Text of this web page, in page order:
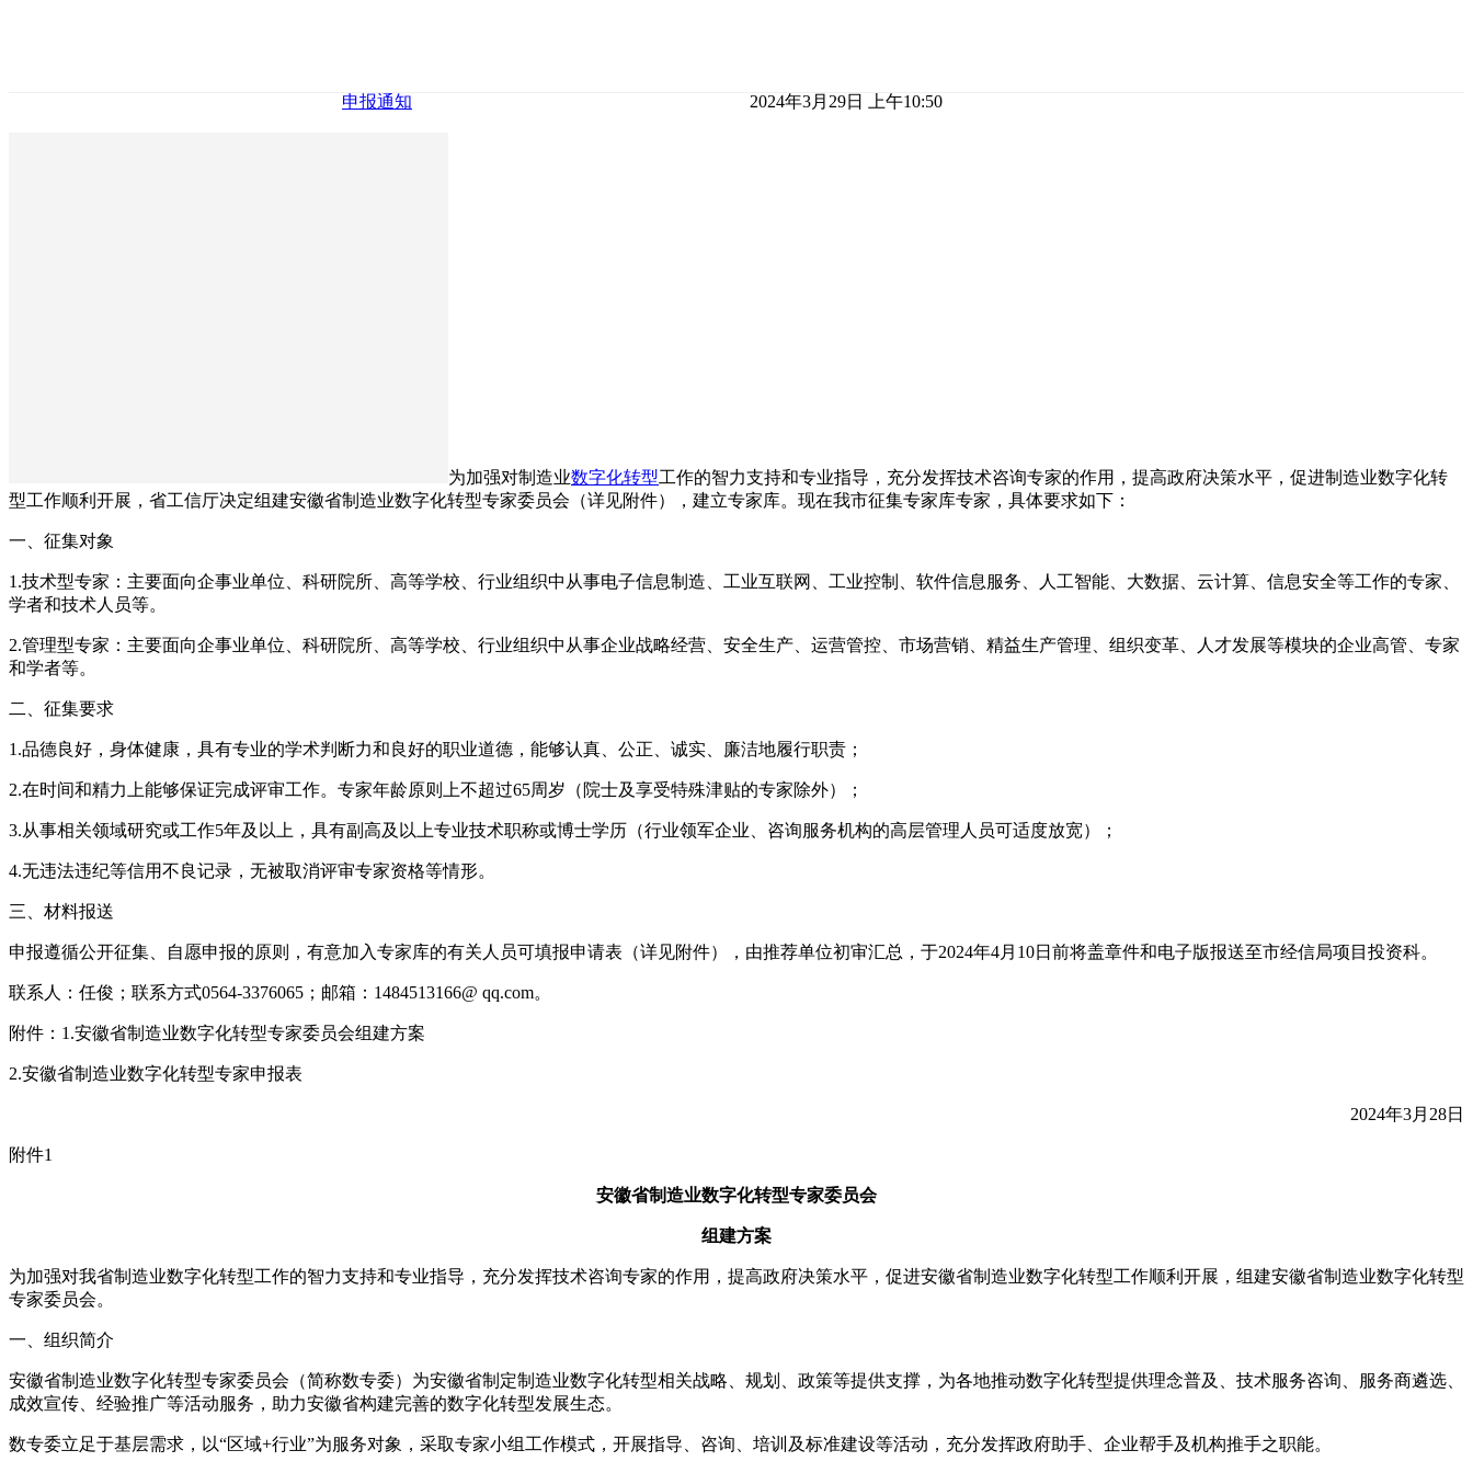
申报通知 2024年3月29日 上午10:50
为加强对制造业数字化转型工作的智力支持和专业指导，充分发挥技术咨询专家的作用，提高政府决策水平，促进制造业数字化转
型工作顺利开展，省工信厅决定组建安徽省制造业数字化转型专家委员会（详见附件），建立专家库。现在我市征集专家库专家，具体要求如下：
一、征集对象
1.技术型专家：主要面向企事业单位、科研院所、高等学校、行业组织中从事电子信息制造、工业互联网、工业控制、软件信息服务、人工智能、大数据、云计算、信息安全等工作的专家、
学者和技术人员等。
2.管理型专家：主要面向企事业单位、科研院所、高等学校、行业组织中从事企业战略经营、安全生产、运营管控、市场营销、精益生产管理、组织变革、人才发展等模块的企业高管、专家
和学者等。
二、征集要求
1.品德良好，身体健康，具有专业的学术判断力和良好的职业道德，能够认真、公正、诚实、廉洁地履行职责；
2.在时间和精力上能够保证完成评审工作。专家年龄原则上不超过65周岁（院士及享受特殊津贴的专家除外）；
3.从事相关领域研究或工作5年及以上，具有副高及以上专业技术职称或博士学历（行业领军企业、咨询服务机构的高层管理人员可适度放宽）；
4.无违法违纪等信用不良记录，无被取消评审专家资格等情形。
三、材料报送
申报遵循公开征集、自愿申报的原则，有意加入专家库的有关人员可填报申请表（详见附件），由推荐单位初审汇总，于2024年4月10日前将盖章件和电子版报送至市经信局项目投资科。
联系人：任俊；联系方式0564-3376065；邮箱：1484513166@ qq.com。
附件：1.安徽省制造业数字化转型专家委员会组建方案
2.安徽省制造业数字化转型专家申报表
2024年3月28日
附件1
安徽省制造业数字化转型专家委员会
组建方案
为加强对我省制造业数字化转型工作的智力支持和专业指导，充分发挥技术咨询专家的作用，提高政府决策水平，促进安徽省制造业数字化转型工作顺利开展，组建安徽省制造业数字化转型
专家委员会。
一、组织简介
安徽省制造业数字化转型专家委员会（简称数专委）为安徽省制定制造业数字化转型相关战略、规划、政策等提供支撑，为各地推动数字化转型提供理念普及、技术服务咨询、服务商遴选、
成效宣传、经验推广等活动服务，助力安徽省构建完善的数字化转型发展生态。
数专委立足于基层需求，以“区域+行业”为服务对象，采取专家小组工作模式，开展指导、咨询、培训及标准建设等活动，充分发挥政府助手、企业帮手及机构推手之职能。